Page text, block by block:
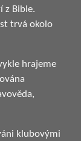
z Bible.
trvá okolo
hrajeme
klubovými